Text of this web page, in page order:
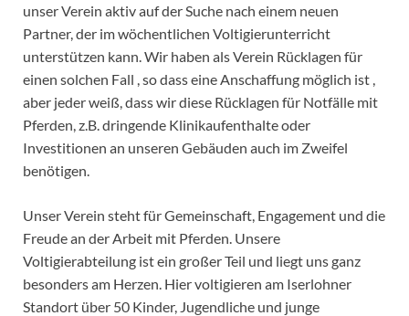
unser Verein aktiv auf der Suche nach einem neuen
Partner, der im wöchentlichen Voltigierunterricht
unterstützen kann. Wir haben als Verein Rücklagen für
einen solchen Fall , so dass eine Anschaffung möglich ist ,
aber jeder weiß, dass wir diese Rücklagen für Notfälle mit
Pferden, z.B. dringende Klinikaufenthalte oder
Investitionen an unseren Gebäuden auch im Zweifel
benötigen.
Unser Verein steht für Gemeinschaft, Engagement und die
Freude an der Arbeit mit Pferden. Unsere
Voltigierabteilung ist ein großer Teil und liegt uns ganz
besonders am Herzen. Hier voltigieren am Iserlohner
Standort über 50 Kinder, Jugendliche und junge